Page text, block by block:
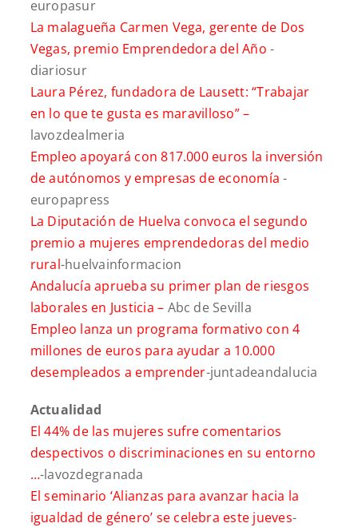
europasur
La malagueña Carmen Vega, gerente de Dos
Vegas, premio Emprendedora del Año-
diariosur
Laura Pérez, fundadora de Lausett: “Trabajar
en lo que te gusta es maravilloso” –
lavozdealmeria
Empleo apoyará con 817.000 euros la inversión
de autónomos y empresas de economía-
europapress
La Diputación de Huelva convoca el segundo
premio a mujeres emprendedoras del medio
rural-huelvainformacion
Andalucía aprueba su primer plan de riesgos
laborales en Justicia – Abc de Sevilla
Empleo lanza un programa formativo con 4
millones de euros para ayudar a 10.000
desempleados a emprender-juntadeandalucia
Actualidad
El 44% de las mujeres sufre comentarios
despectivos o discriminaciones en su entorno
…-lavozdegranada
El seminario ‘Alianzas para avanzar hacia la
igualdad de género’ se celebra este jueves-